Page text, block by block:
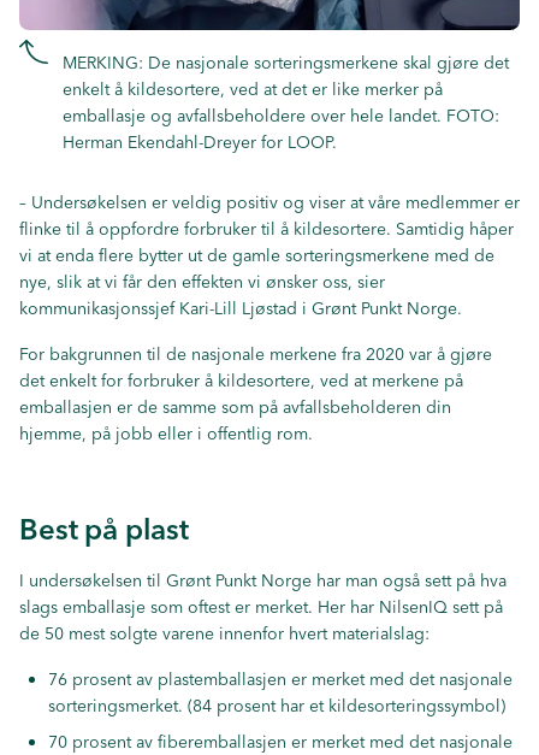
MERKING: De nasjonale sorteringsmerkene skal gjøre det
enkelt å kildesortere, ved at det er like merker på
emballasje og avfallsbeholdere over hele landet. FOTO:
Herman Ekendahl-Dreyer for LOOP.
– Undersøkelsen er veldig positiv og viser at våre medlemmer er
flinke til å oppfordre forbruker til å kildesortere. Samtidig håper
vi at enda flere bytter ut de gamle sorteringsmerkene med de
nye, slik at vi får den effekten vi ønsker oss, sier
kommunikasjonssjef Kari-Lill Ljøstad i Grønt Punkt Norge.
For bakgrunnen til de nasjonale merkene fra 2020 var å gjøre
det enkelt for forbruker å kildesortere, ved at merkene på
emballasjen er de samme som på avfallsbeholderen din
hjemme, på jobb eller i offentlig rom.
Best på plast
I undersøkelsen til Grønt Punkt Norge har man også sett på hva
slags emballasje som oftest er merket. Her har NilsenIQ sett på
de 50 mest solgte varene innenfor hvert materialslag:
76 prosent av plastemballasjen er merket med det nasjonale
sorteringsmerket. (84 prosent har et kildesorteringssymbol)
70 prosent av fiberemballasjen er merket med det nasjonale